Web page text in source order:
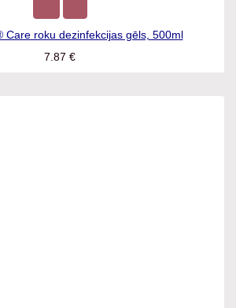
Care roku dezinfekcijas gēls, 500ml
7.87 €